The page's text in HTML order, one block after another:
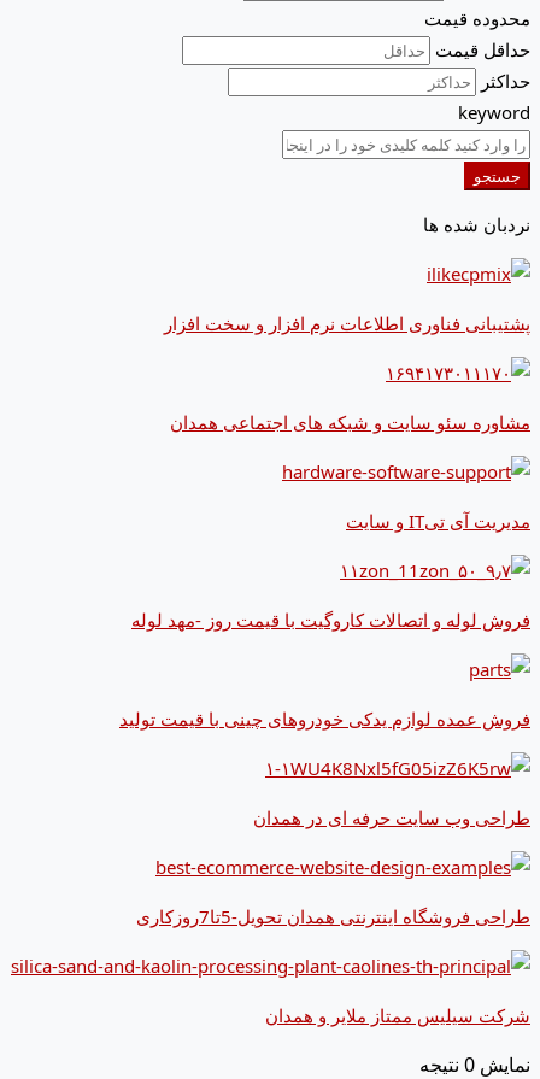
محدوده قیمت
حداقل قیمت
حداکثر
keyword
جستجو
نردبان شده ها
پشتیبانی فناوری اطلاعات نرم افزار و سخت افزار
مشاوره سئو سایت و شبکه های اجتماعی همدان
مدیریت آی تیIT و سایت
فروش لوله و اتصالات کاروگیت با قیمت روز -مهد لوله
فروش عمده لوازم یدکی خودروهای چینی با قیمت تولید
طراحی وب سایت حرفه ای در همدان
طراحی فروشگاه اینترنتی همدان تحویل-5تا7روزکاری
شرکت سیلیس ممتاز ملایر و همدان
نمایش 0 نتیجه